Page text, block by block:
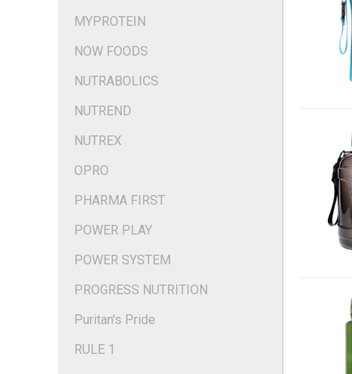
MYPROTEIN
NOW FOODS
NUTRABOLICS
NUTREND
NUTREX
OPRO
PHARMA FIRST
POWER PLAY
POWER SYSTEM
PROGRESS NUTRITION
Puritan's Pride
RULE 1